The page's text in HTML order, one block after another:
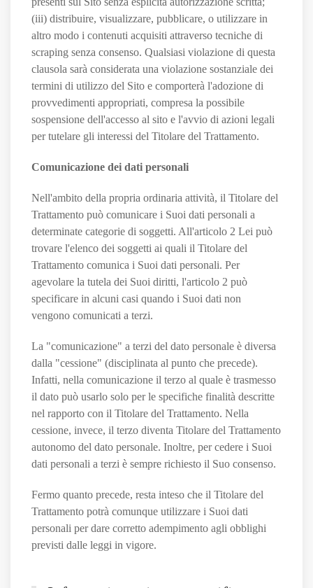
(iii) distribuire, visualizzare, pubblicare, o utilizzare in
altro modo i contenuti acquisiti attraverso tecniche di
scraping senza consenso. Qualsiasi violazione di questa
clausola sarà considerata una violazione sostanziale dei
termini di utilizzo del Sito e comporterà l'adozione di
provvedimenti appropriati, compresa la possibile
sospensione dell'accesso al sito e l'avvio di azioni legali
per tutelare gli interessi del Titolare del Trattamento.
Comunicazione dei dati personali
Nell'ambito della propria ordinaria attività, il Titolare del
Trattamento può comunicare i Suoi dati personali a
determinate categorie di soggetti. All'articolo 2 Lei può
trovare l'elenco dei soggetti ai quali il Titolare del
Trattamento comunica i Suoi dati personali. Per
agevolare la tutela dei Suoi diritti, l'articolo 2 può
specificare in alcuni casi quando i Suoi dati non
vengono comunicati a terzi.
La "comunicazione" a terzi del dato personale è diversa
dalla "cessione" (disciplinata al punto che precede).
Infatti, nella comunicazione il terzo al quale è trasmesso
il dato può usarlo solo per le specifiche finalità descritte
nel rapporto con il Titolare del Trattamento. Nella
cessione, invece, il terzo diventa Titolare del Trattamento
autonomo del dato personale. Inoltre, per cedere i Suoi
dati personali a terzi è sempre richiesto il Suo consenso.
Fermo quanto precede, resta inteso che il Titolare del
Trattamento potrà comunque utilizzare i Suoi dati
personali per dare corretto adempimento agli obblighi
previsti dalle leggi in vigore.